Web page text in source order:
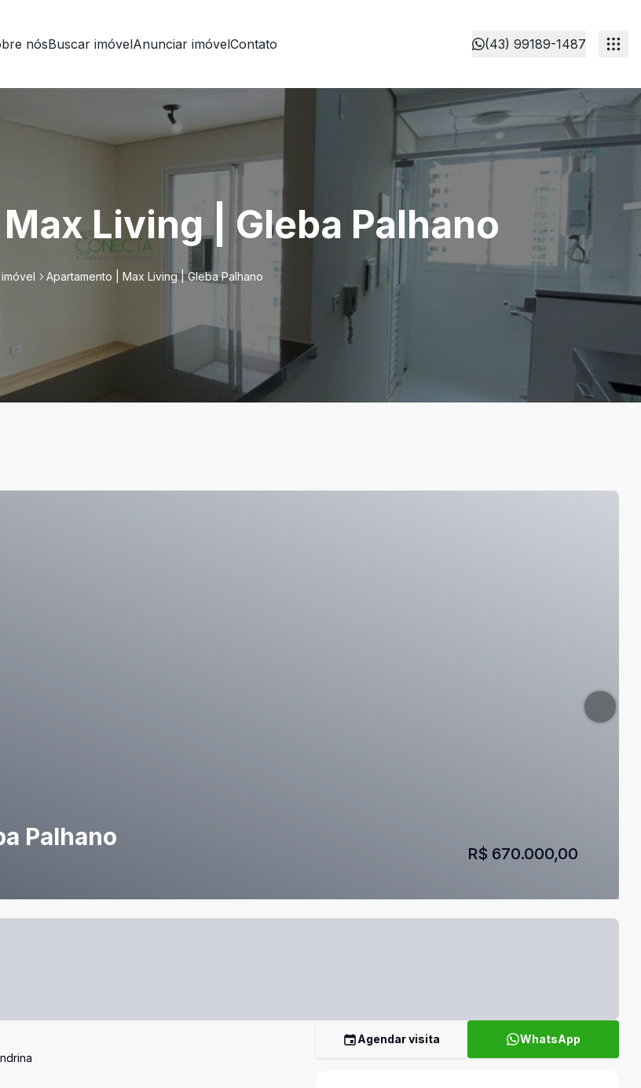
nósBuscar imóvelAnunciar imóvelContato (43) 99189-1487
Living | Gleba Palhano
Apartamento | Max Living | Gleba Palhano
Palhano
R$ 670.000,00
Agendar visita WhatsApp